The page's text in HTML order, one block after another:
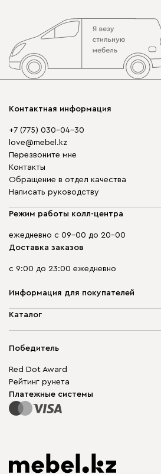
Контактная информация
+7 (775) 030-04-30
love@mebel.kz
Перезвоните мне
Контакты
Обращение в отдел качества
Написать руководству
Режим работы колл-центра
ежедневно с 09-00 до 20-00
Доставка заказов
с 9:00 до 23:00 ежедневно
Информация для покупателей
О компании
Гарантия
Для бизнеса
Карта сайта
Каталог
Корпусная мебель
Модульная мебель
Столы и стулья
Победитель
Red Dot Award
Рейтинг рунета
Платежные системы